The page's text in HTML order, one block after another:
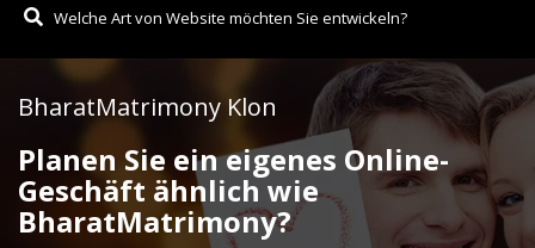
BharatMatrimony Klon
Planen Sie ein eigenes Online-
Geschäft ähnlich wie
BharatMatrimony?